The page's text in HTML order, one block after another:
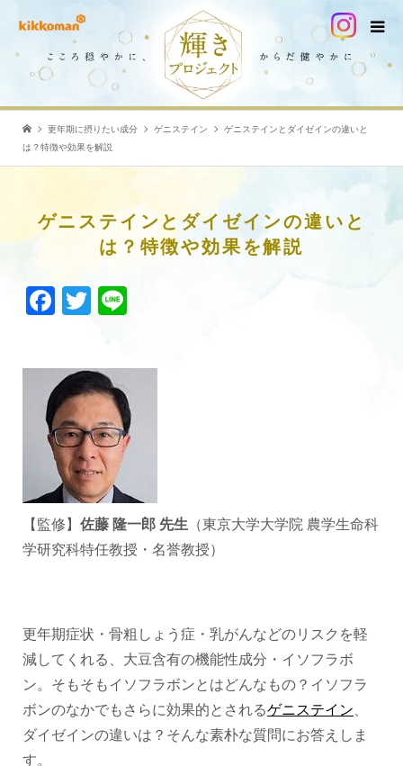
更年期に摂りたい成分 ゲニステイン
ゲニステインとダイゼインの違いと
は？特徴や効果を解説
ゲニステインとダイゼインの違いと
は？特徴や効果を解説
Facebook
Twitter
Line
【監修】 佐藤 隆一郎 先生 （東京大学大学院 農学生命科
学研究科特任教授・名誉教授）
更年期症状・骨粗しょう症・乳がんなどのリスクを軽
減してくれる、大豆含有の機能性成分・イソフラボ
ン。そもそもイソフラボンとはどんなもの？イソフラ
ボンのなかでもさらに効果的とされるゲニステイン
ダイゼインの違いは？そんな素朴な質問にお答えしま
す。